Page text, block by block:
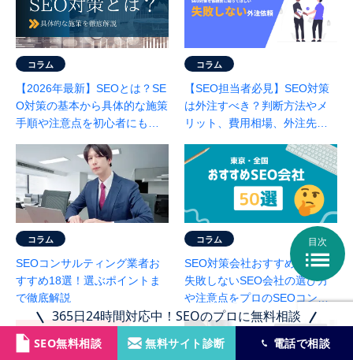
365日24時間対応中！SEOのプロに無料相談
SEO無料相談 無料サイト診断 電話で相談
コラム
【2026年最新】SEOとは？SE
O対策の基本から具体的な施策
手順や注意点を初心者にもわ
コラム
【SEO担当者必見】SEO対策
は外注すべき？判断方法やメ
リット、費用相場、外注先の
コラム
SEOコンサルティング業者お
すすめ18選！選ぶポイントま
で徹底解説
コラム
SEO対策会社おすすめ59選！
失敗しないSEO会社の選び方
や注意点をプロのSEOコンサ
ルが徹底解説
目次
